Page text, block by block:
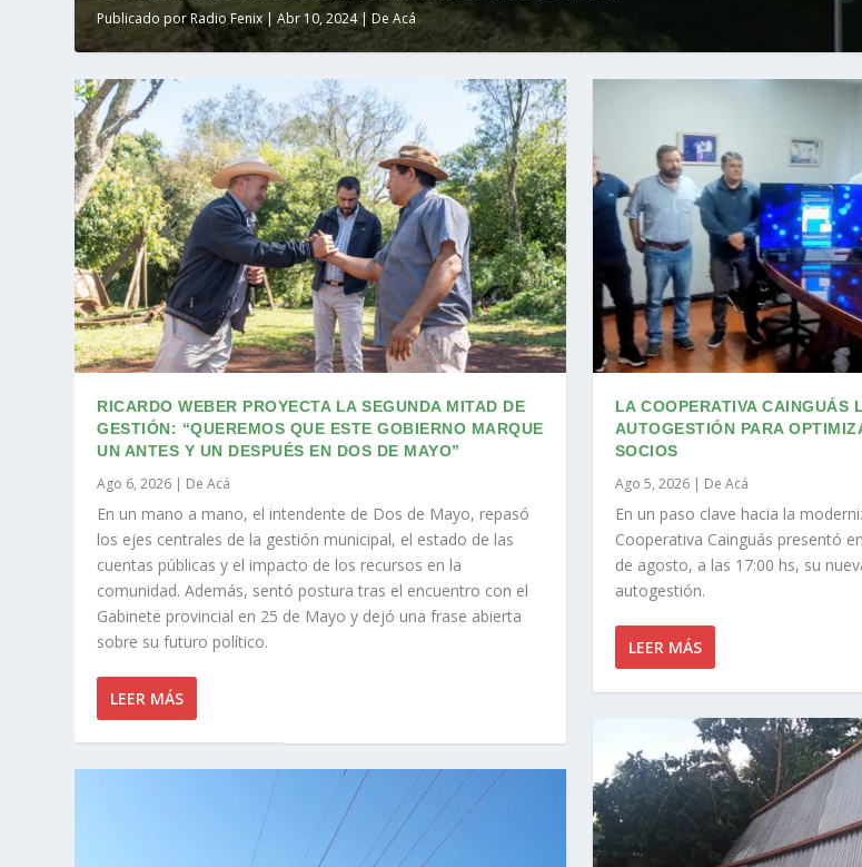
Publicado porRadio Fenix|Abr 10, 2024|De Acá
RICARDO WEBER PROYECTA LA SEGUNDA MITAD DE
GESTIÓN: “QUEREMOS QUE ESTE GOBIERNO MARQUE
UN ANTES Y UN DESPUÉS EN DOS DE MAYO”
Ago 6, 2026 De Acá
En un mano a mano, el intendente de Dos de Mayo, repasó
los ejes centrales de la gestión municipal, el estado de las
cuentas públicas y el impacto de los recursos en la
comunidad. Además, sentó postura tras el encuentro con el
Gabinete provincial en 25 de Mayo y dejó una frase abierta
sobre su futuro político.
LEER MÁS
LA COOPERATIVA CAINGUÁS
AUTOGESTIÓN PARA
SOCIOS
Ago 5, 2026| De Acá
En un paso clave hacia la
Cooperativa Cainguás presentó
de agosto, a las 17:00 hs, su
autogestión.
LEER MÁS